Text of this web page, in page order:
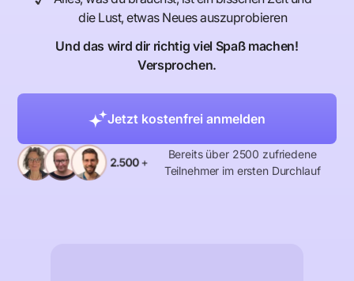
die Lust, etwas Neues auszuprobieren
Und das wird dir richtig viel Spaß machen!
Versprochen.
Jetzt kostenfrei anmelden
Bereits über 2500 zufriedene
Teilnehmer im ersten Durchlauf